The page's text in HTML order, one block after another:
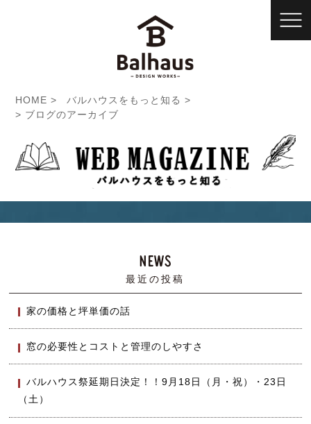
HOME
バルハウスをもっと知る
ブログのアーカイブ
最近の投稿
家の価格と坪単価の話
窓の必要性とコストと管理のしやすさ
バルハウス祭延期日決定！！9月18日（月・祝）・23日
（土）